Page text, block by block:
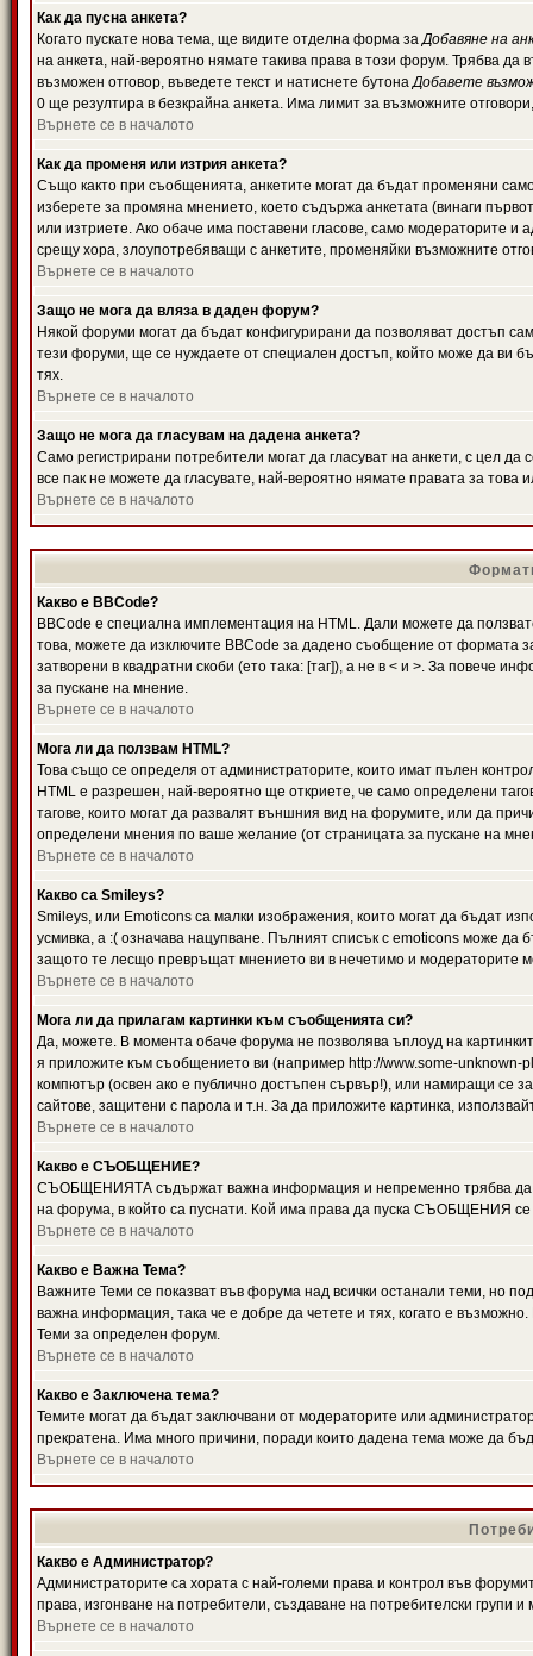
Как да пусна анкета?
Когато пускате нова тема, ще видите отделна форма заДобавяне на
на анкета, най-вероятно нямате такива права в този форум. Трябва да
възможен отговор, въведете текст и натиснете бутонаДобавете
0 ще резултира в безкрайна анкета. Има лимит за възможните
Върнете се в началото
Как да променя или изтрия анкета?
Също както при съобщенията, анкетите могат да бъдат променяни
изберете за промяна мнението, което съдържа анкетата (винаги
или изтриете. Ако обаче има поставени гласове, само модераторите и
срещу хора, злоупотребяващи с анкетите, променяйки възможните
Върнете се в началото
Защо не мога да вляза в даден форум?
Някой форуми могат да бъдат конфигурирани да позволяват достъп
тези форуми, ще се нуждаете от специален достъп, който може да ви
тях.
Върнете се в началото
Защо не мога да гласувам на дадена анкета?
Само регистрирани потребители могат да гласуват на анкети, с цел
все пак не можете да гласувате, най-вероятно нямате правата за това
Върнете се в началото
Какво е BBCode?
BBCode е специална имплементация на HTML. Дали можете да
това, можете да изключите BBCode за дадено съобщение от формата
затворени в квадратни скоби (ето така: [таг]), а не в < и >. За повече
за пускане на мнение.
Върнете се в началото
Мога ли да ползвам HTML?
Това също се определя от администраторите, които имат пълен
HTML е разрешен, най-вероятно ще откриете, че само определени
тагове, които могат да развалят външния вид на форумите, или да
определени мнения по ваше желание (от страницата за пускане на
Върнете се в началото
Какво са Smileys?
Smileys, или Emoticons са малки изображения, които могат да бъдат
усмивка, а :( означава нацупване. Пълният списък с emoticons може да
защото те лесщо превръщат мнението ви в нечетимо и модераторите
Върнете се в началото
Мога ли да прилагам картинки към съобщенията си?
Да, можете. В момента обаче форума не позволява ъплоуд на
я приложите към съобщението ви (например http://www.some-
компютър (освен ако е публично достъпен сървър!), или намиращи се
сайтове, защитени с парола и т.н. За да приложите картинка,
Върнете се в началото
Какво е СЪОБЩЕНИЕ?
СЪОБЩЕНИЯТА съдържат важна информация и непременно трябва да
на форума, в който са пуснати. Кой има права да пуска СЪОБЩЕНИЯ се
Върнете се в началото
Какво е Важна Тема?
Важните Теми се показват във форума над всички останали теми,
важна информация, така че е добре да четете и тях, когато е
Теми за определен форум.
Върнете се в началото
Какво е Заключена тема?
Темите могат да бъдат заключвани от модераторите или
прекратена. Има много причини, поради които дадена тема може да
Върнете се в началото
Какво е Администратор?
Администраторите са хората с най-големи права и контрол във
права, изгонване на потребители, създаване на потребителски групи
Върнете се в началото